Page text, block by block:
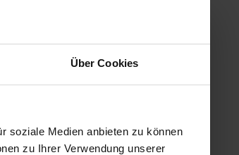
Über Cookies
soziale Medien anbieten zu können
zu Ihrer Verwendung unserer